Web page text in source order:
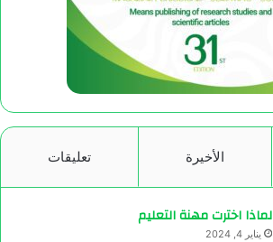
الأخيرة تعليقات
لماذا اخترت مهنة التعليم
يناير 4, 2024